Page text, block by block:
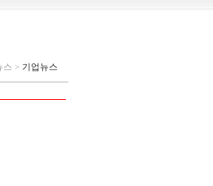
스 > 기업뉴스